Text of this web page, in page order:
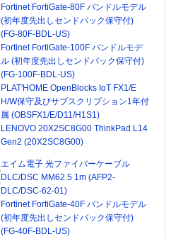
Fortinet FortiGate-80F バンドルモデル
(初年度先出しセンドバック保守付)
(FG-80F-BDL-US)
Fortinet FortiGate-100F バンドルモデ
ル (初年度先出しセンドバック保守付)
(FG-100F-BDL-US)
PLAT'HOME OpenBlocks IoT FX1/E
H/W保守及びサブスクリプション1年付
属 (OBSFX1/E/D11/H1S1)
LENOVO 20X2SC8G00 ThinkPad L14
Gen2 (20X2SC8G00)
エイム電子 光ファイバーケーブル
DLC/DSC MM62.5 1m (AFP2-
DLC/DSC-62-01)
Fortinet FortiGate-40F バンドルモデル
(初年度先出しセンドバック保守付)
(FG-40F-BDL-US)